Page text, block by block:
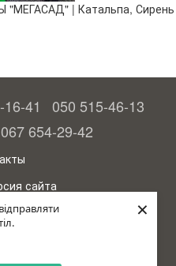
×
| Катальпа, Сирень
41
050 515-46-13
067 654-29-42
сайта
урожая